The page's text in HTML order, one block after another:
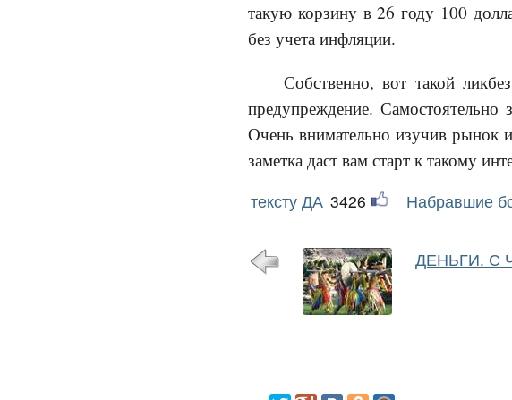
такую корзину в 26 году 100
без учета инфляции.
Собственно, вот такой
предупреждение.
Очень внимательно изучив рынок
заметка даст вам старт к такому
тексту ДА 3426 Набравшие
ДЕНЬГИ. С